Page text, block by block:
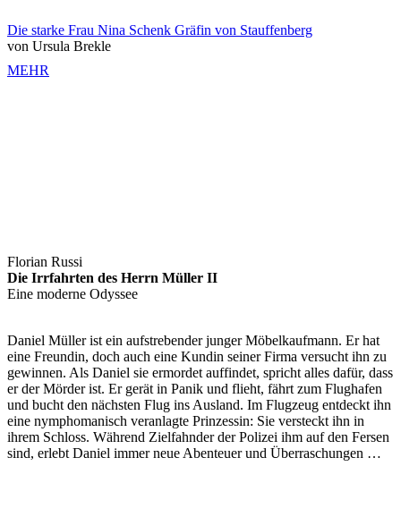
Die starke Frau Nina Schenk Gräfin von Stauffenberg
von Ursula Brekle
MEHR
Florian Russi
Die Irrfahrten des Herrn Müller II
Eine moderne Odyssee
Daniel Müller ist ein aufstrebender junger Möbelkaufmann. Er hat
eine Freundin, doch auch eine Kundin seiner Firma versucht ihn zu
gewinnen. Als Daniel sie ermordet auffindet, spricht alles dafür, dass
er der Mörder ist. Er gerät in Panik und flieht, fährt zum Flughafen
und bucht den nächsten Flug ins Ausland. Im Flugzeug entdeckt ihn
eine nymphomanisch veranlagte Prinzessin: Sie versteckt ihn in
ihrem Schloss. Während Zielfahnder der Polizei ihm auf den Fersen
sind, erlebt Daniel immer neue Abenteuer und Überraschungen …